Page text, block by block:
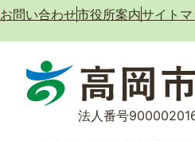
お問い合わせ市役所案内サイト
法人番号